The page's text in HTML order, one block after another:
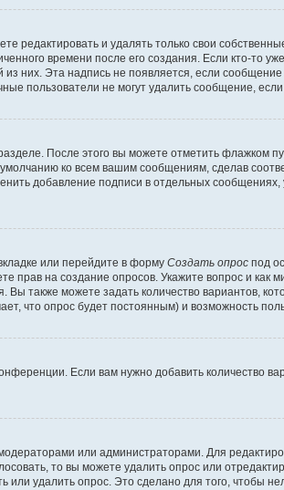
редактировать и удалять только свои
времени после его создания. Если кто-то
них. Эта надпись не появляется, если
пользователи не могут удалить сообщение, если
После этого вы можете отметить флажком
ко всем вашим сообщениям, сделав
добавление подписи в отдельных
или перейдите в форму Создать опрос под
прав на создание опросов. Укажите вопрос и как
также можете задать количество вариантов,
что опрос будет постоянным) и возможность
Если вам нужно добавить количество
или администраторами. Для
то вы можете удалить опрос или
удалить опрос. Это сделано для того, чтобы